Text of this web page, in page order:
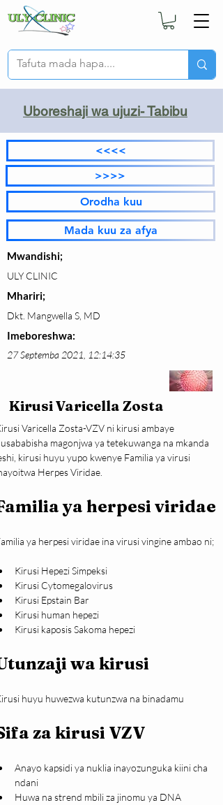
Uboreshaji wa ujuzi- Tabibu
<<<<
>>>>
Orodha kuu
Mada kuu za afya
Mwandishi;
ULY CLINIC
Mhariri;
Dkt. Mangwella S, MD
Imeboreshwa:
27 Septemba 2021, 12:14:35
Kirusi Varicella Zosta
Varicella Zosta-VZV ni kirusi ambaye
magonjwa ya tetekuwanga na mkanda
kirusi huyu yupo kwenye Familia ya virusi
Herpes Viridae.
ya herpesi viridae
ya herpesi viridae ina virusi vingine ambao ni;
Kirusi Hepezi Simpeksi
Kirusi Cytomegalovirus
Kirusi Epstain Bar
Kirusi human hepezi
Kirusi kaposis Sakoma hepezi
wa kirusi
huyu huwezwa kutunzwa na binadamu
za kirusi VZV
Anayo kapsidi ya nuklia inayozunguka kiini cha
ndani
Huwa na strend mbili za jinomu ya DNA